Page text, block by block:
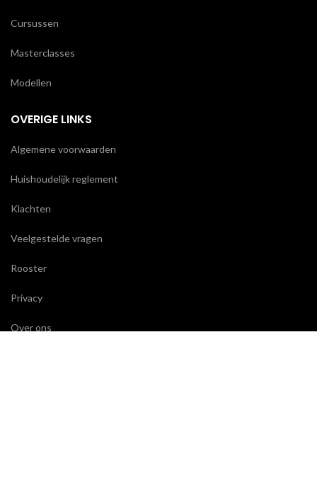
Cursussen
Masterclasses
Modellen
OVERIGE LINKS
Algemene voorwaarden
Huishoudelijk reglement
Klachten
Veelgestelde vragen
Rooster
Privacy
Over ons